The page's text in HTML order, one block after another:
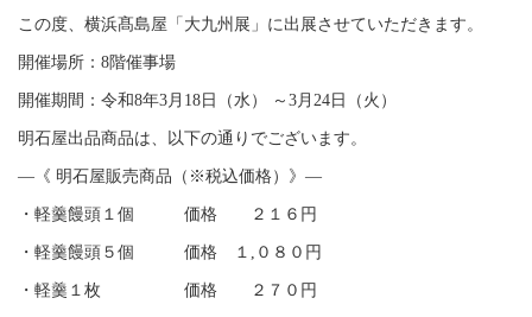
この度、横浜髙島屋「大九州展」に出展させていただきます。
開催場所：8階催事場
開催期間：令和8年3月18日（水） ～3月24日（火）
明石屋出品商品は、以下の通りでございます。
―《 明石屋販売商品（※税込価格）》―
・軽羹饅頭１個 価格 ２１６円
・軽羹饅頭５個 価格 １,０８０円
・軽羹１枚 価格 ２７０円